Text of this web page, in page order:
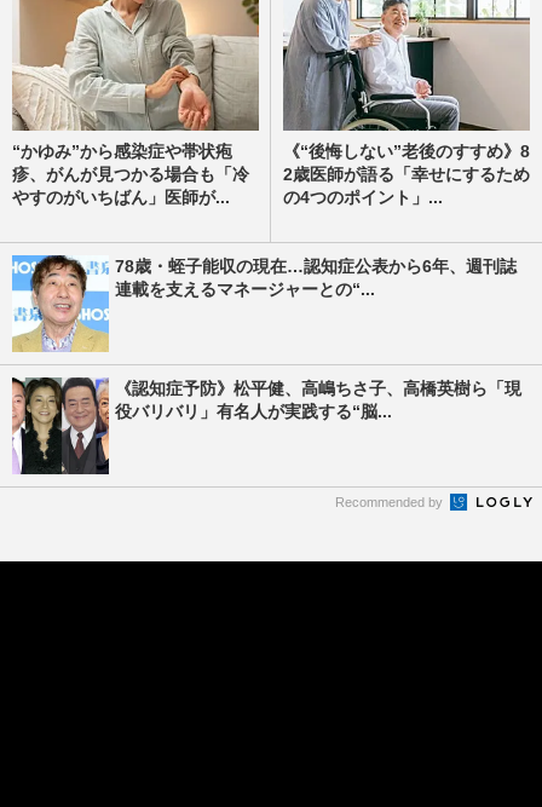
“かゆみ”から感染症や帯状疱
疹、がんが見つかる場合も「冷
やすのがいちばん」医師が...
《“後悔しない”老後のすすめ》8
2歳医師が語る「幸せにするため
の4つのポイント」...
78歳・蛭子能収の現在…認知症公表から6年、週刊誌
連載を支えるマネージャーとの“...
《認知症予防》松平健、高嶋ちさ子、高橋英樹ら「現
役バリバリ」有名人が実践する“脳...
Recommended by